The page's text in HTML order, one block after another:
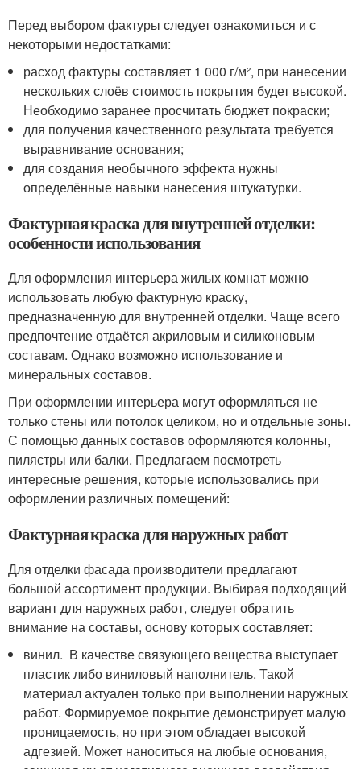
Перед выбором фактуры следует ознакомиться и с
некоторыми недостатками:
расход фактуры составляет 1 000 г/м², при нанесении
нескольких слоёв стоимость покрытия будет высокой.
Необходимо заранее просчитать бюджет покраски;
для получения качественного результата требуется
выравнивание основания;
для создания необычного эффекта нужны
определённые навыки нанесения штукатурки.
Фактурная краска для внутренней отделки:
особенности использования
Для оформления интерьера жилых комнат можно
использовать любую фактурную краску,
предназначенную для внутренней отделки. Чаще всего
предпочтение отдаётся акриловым и силиконовым
составам. Однако возможно использование и
минеральных составов.
При оформлении интерьера могут оформляться не
только стены или потолок целиком, но и отдельные зоны.
С помощью данных составов оформляются колонны,
пилястры или балки. Предлагаем посмотреть
интересные решения, которые использовались при
оформлении различных помещений:
Фактурная краска для наружных работ
Для отделки фасада производители предлагают
большой ассортимент продукции. Выбирая подходящий
вариант для наружных работ, следует обратить
внимание на составы, основу которых составляет:
винил. В качестве связующего вещества выступает
пластик либо виниловый наполнитель. Такой
материал актуален только при выполнении наружных
работ. Формируемое покрытие демонстрирует малую
проницаемость, но при этом обладает высокой
адгезией. Может наноситься на любые основания,